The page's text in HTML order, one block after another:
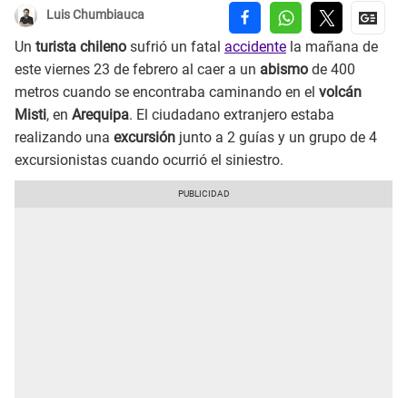
Luis Chumbiauca
Un turista chileno sufrió un fatal accidente la mañana de
este viernes 23 de febrero al caer a un abismo de 400
metros cuando se encontraba caminando en el volcán
Misti, en Arequipa. El ciudadano extranjero estaba
realizando una excursión junto a 2 guías y un grupo de 4
excursionistas cuando ocurrió el siniestro.